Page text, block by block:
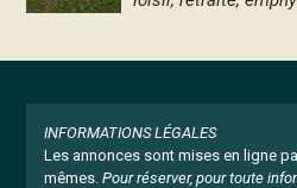
INFORMATIONS LÉGALES
Les annonces sont mises en ligne
mêmes. Pour réserver, pour toute